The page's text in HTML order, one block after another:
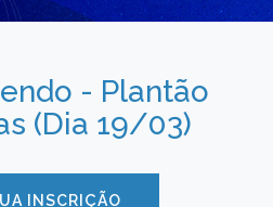
- Plantão
(Dia 19/03)
INSCRIÇÃO